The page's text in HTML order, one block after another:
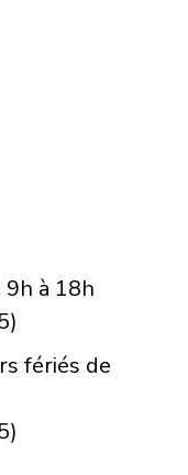
9h à 18h
fériés de